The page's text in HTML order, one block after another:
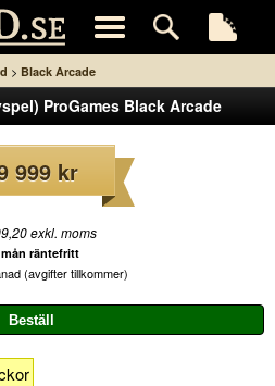
> Black Arcade
ProGames Black Arcade
999 kr
exkl. moms
mån räntefritt
(avgifter tillkommer)